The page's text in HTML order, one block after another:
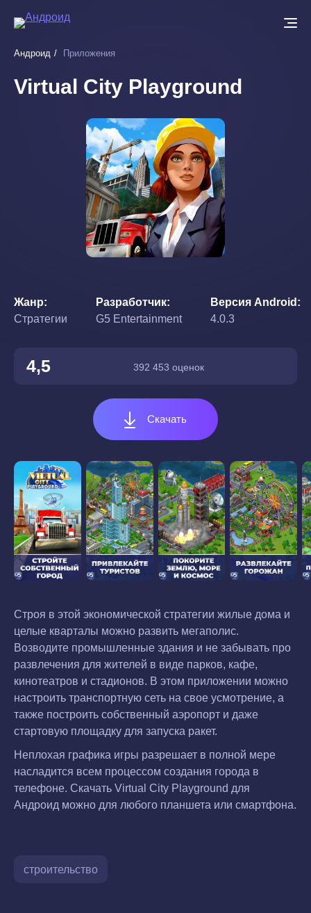
основному
Андроид Приложения
Virtual City Playground
Жанр
Стратегии
Разработчик
G5 Entertainment
Версия Android
4.0.3
4,5 392 453 оценок
Скачать
Строя в этой экономической стратегии жилые дома и
целые кварталы можно развить мегаполис.
Возводите промышленные здания и не забывать про
развлечения для жителей в виде парков, кафе,
кинотеатров и стадионов. В этом приложении можно
настроить транспортную сеть на свое усмотрение, а
также построить собственный аэропорт и даже
стартовую площадку для запуска ракет.
Неплохая графика игры разрешает в полной мере
насладится всем процессом создания города в
телефоне. Скачать Virtual City Playground для
Андроид можно для любого планшета или смартфона.
строительство